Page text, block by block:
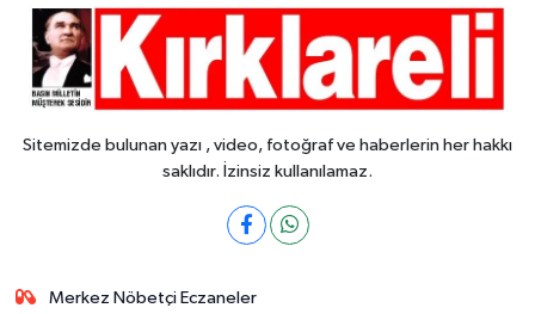
Sitemizde bulunan yazı , video, fotoğraf ve haberlerin her hakkı
saklıdır. İzinsiz kullanılamaz.
Merkez Nöbetçi Eczaneler